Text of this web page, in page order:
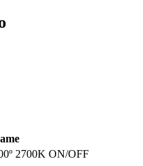
2700K ON/OFF